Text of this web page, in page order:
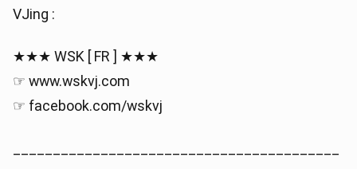
VJing :
★★★ WSK [ FR ] ★★★
☞ www.wskvj.com
☞ facebook.com/wskvj